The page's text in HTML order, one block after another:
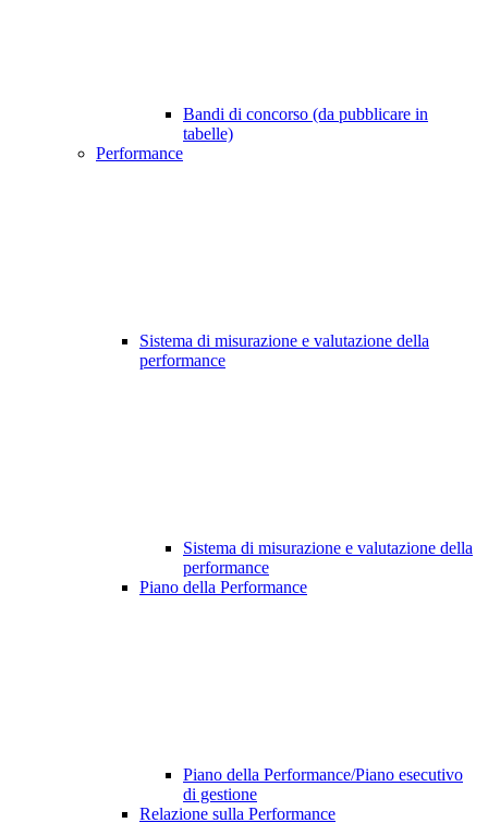
Bandi di concorso (da pubblicare in
tabelle)
Performance
Sistema di misurazione e valutazione della
performance
Sistema di misurazione e valutazione della
performance
Piano della Performance
Piano della Performance/Piano esecutivo
di gestione
Relazione sulla Performance